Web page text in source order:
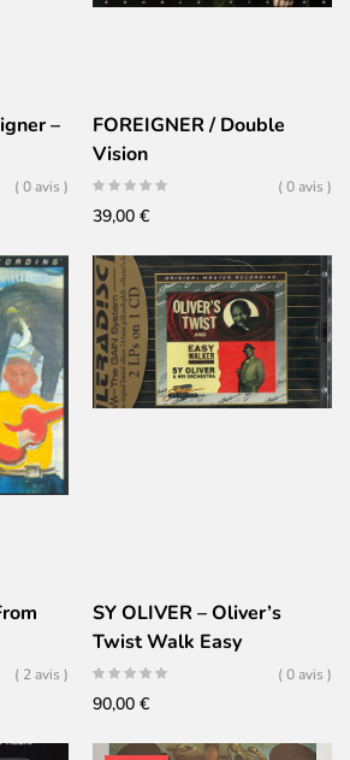
–
( 0 avis )
FOREIGNER / Double
Vision
( 0 avis )
39,00 €
( 2 avis )
SY OLIVER – Oliver’s
Twist Walk Easy
( 0 avis )
90,00 €